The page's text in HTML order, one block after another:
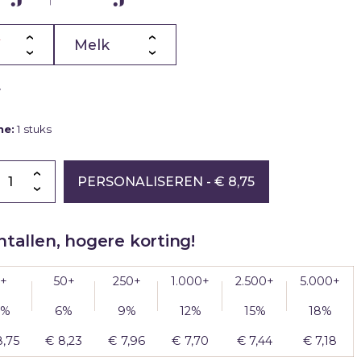
Productiemedewerker
naar
meerdere
snijmaskers
Partners
1 stuks
PERSONALISEREN - € 8,75
hogere korting!
50+ 250+ 1.000+ 2.500+ 5.000+
6% 9% 12% 15% 18%
€ 8,23 € 7,96 € 7,70 € 7,44 € 7,18